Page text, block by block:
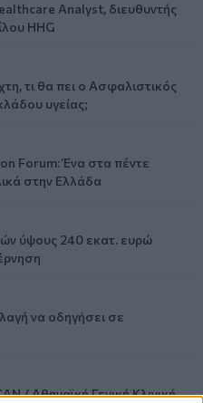
Analyst, διευθυντής
HHG
τι θα πει ο Ασφαλιστικός
υγείας;
Forum: Ένα στα πέντε
στην Ελλάδα
ύψους 240 εκατ. ευρώ
να οδηγήσει σε
/ Αθηναϊκή Γενική Κλινική